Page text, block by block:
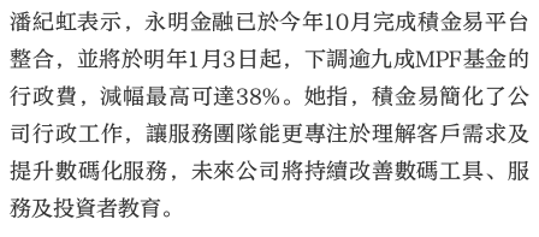
潘紀虹表示，永明金融已於今年10月完成積金易平台
整合，並將於明年1月3日起，下調逾九成MPF基金的
行政費，減幅最高可達38%。她指，積金易簡化了公
司行政工作，讓服務團隊能更專注於理解客戶需求及
提升數碼化服務，未來公司將持續改善數碼工具、服
務及投資者教育。